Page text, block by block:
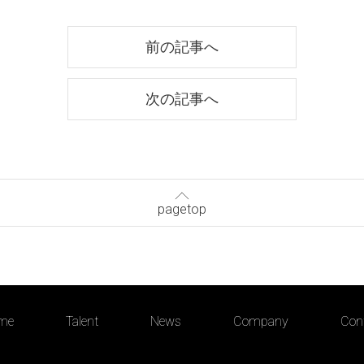
前の記事へ
次の記事へ
pagetop
Talent News Company